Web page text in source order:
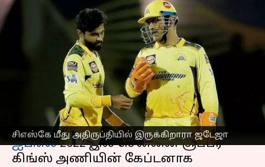
சிஎஸ்கே மீது அதிருப்தியில் இருக்கிறாரா ஜடேஜா
'பத்த வச்சிட்டையே
பரட்டை' : சிஎஸ்கே மீது
அதிருப்தியில்
இருக்கிறாரா ஜடேஜா?
Sekar Chinnappan May 11, 2023 07:43 pm
செய்தி முன்னோட்டம்
ஐபிஎல்2022 இல் சென்னை சூப்பர்
கிங்ஸ் அணியின் கேப்டனாக